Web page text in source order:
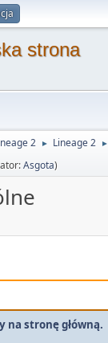
strona
2 ► Lineage 2 ►
Asgota)
na stronę główną.